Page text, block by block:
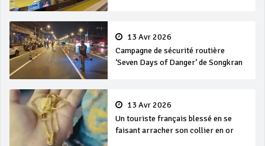
13 Avr 2026
Campagne de sécurité routière
‘Seven Days of Danger’ de Songkran
13 Avr 2026
Un touriste français blessé en se
faisant arracher son collier en or